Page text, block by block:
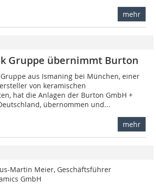
mehr
Gruppe übernimmt Burton
aus Ismaning bei München, einer
von keramischen
hat die Anlagen der Burton GmbH +
übernommen und...
mehr
Martin Meier, Geschäftsführer
GmbH